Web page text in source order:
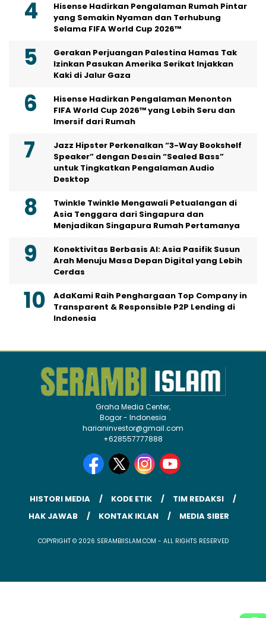
Hisense Hadirkan Pengalaman Rumah Pintar
yang Semakin Nyaman dan Terhubung
Selama FIFA World Cup 2026™
Gerakan Perjuangan Palestina Hamas Tak
Izinkan Pasukan Amerika Serikat Injakkan
Kaki di Jalur Gaza
Hisense Hadirkan Pengalaman Menonton
FIFA World Cup 2026™ yang Lebih Seru dan
Imersif dari Rumah
Jazz Hipster Perkenalkan “3-Way Bookshelf
Speaker” dengan Desain “Sealed Bass”
untuk Tingkatkan Pengalaman Audio
Desktop
Twinkle Twinkle Mengawali Petualangan di
Asia Tenggara dari Singapura dan
Menjadikan Singapura Rumah Pertamanya
Konektivitas Berbasis AI: Asia Pasifik Susun
Arah Menuju Masa Depan Digital yang Lebih
Cerdas
AdaKami Raih Penghargaan Top Company in
Transparent & Responsible P2P Lending di
Indonesia
Graha Media Center,
Bogor - Indonesia
harianinvestor@gmail.com
+628557777888
HISTORI MEDIA KODE ETIK
TIM REDAKSI
HAK JAWAB
KONTAK IKLAN MEDIA SIBER
COPYRIGHT © 2026 SERAMBIISLAM.COM - ALL RIGHTS RESERVED